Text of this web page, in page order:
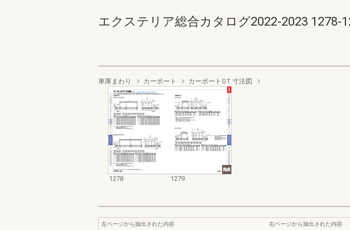
エクステリア総合カタログ2022-2023 1278-
車庫まわり カーポート カーポートST 寸法図
1278 1279
左ページから抽出された内容
右ページから抽出された内容